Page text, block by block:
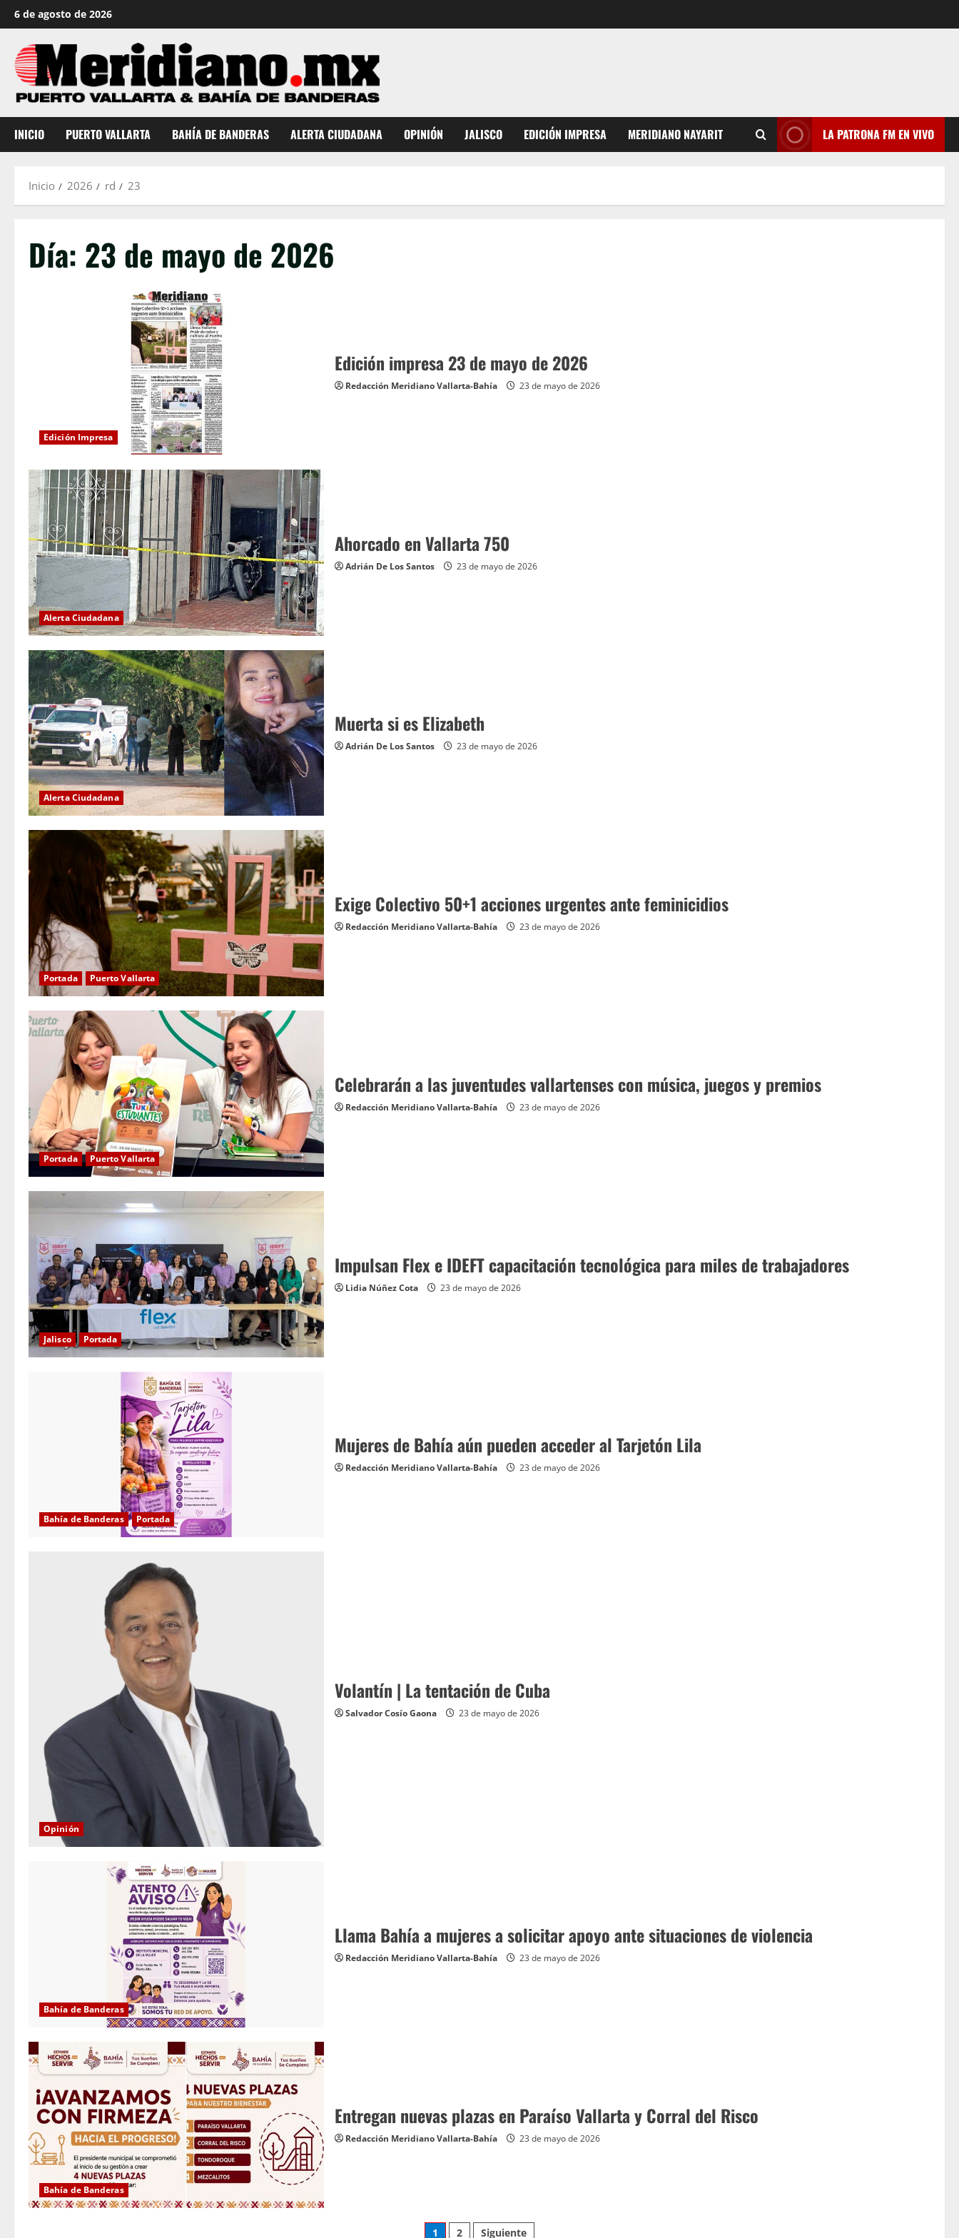
Saltar
al
contenido
6 de agosto de 2026
INICIO PUERTO VALLARTA BAHÍA DE BANDERAS ALERTA CIUDADANA OPINIÓN JALISCO EDICIÓN IMPRESA MERIDIANO NAYARIT LA PATRONA FM EN VIVO
Inicio 2026 rd 23
Día: 23 de mayo de 2026
Edición Impresa
Edición impresa 23 de mayo de 2026
Redacción Meridiano Vallarta-Bahía 23 de mayo de 2026
Alerta Ciudadana
Ahorcado en Vallarta 750
Adrián De Los Santos 23 de mayo de 2026
Alerta Ciudadana
Muerta si es Elizabeth
Adrián De Los Santos 23 de mayo de 2026
Portada Puerto Vallarta
Exige Colectivo 50+1 acciones urgentes ante feminicidios
Redacción Meridiano Vallarta-Bahía 23 de mayo de 2026
Portada Puerto Vallarta
Celebrarán a las juventudes vallartenses con música, juegos y premios
Redacción Meridiano Vallarta-Bahía 23 de mayo de 2026
Jalisco Portada
Impulsan Flex e IDEFT capacitación tecnológica para miles de trabajadores
Lidia Núñez Cota 23 de mayo de 2026
Bahía de Banderas Portada
Mujeres de Bahía aún pueden acceder al Tarjetón Lila
Redacción Meridiano Vallarta-Bahía 23 de mayo de 2026
Opinión
Volantín | La tentación de Cuba
Salvador Cosío Gaona 23 de mayo de 2026
Bahía de Banderas
Llama Bahía a mujeres a solicitar apoyo ante situaciones de violencia
Redacción Meridiano Vallarta-Bahía 23 de mayo de 2026
Bahía de Banderas
Entregan nuevas plazas en Paraíso Vallarta y Corral del Risco
Redacción Meridiano Vallarta-Bahía 23 de mayo de 2026
1 2 Siguiente